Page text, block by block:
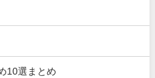
10選まとめ